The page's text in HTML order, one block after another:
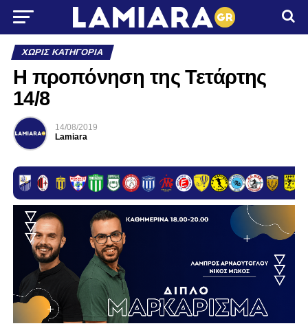
ΧΩΡΊΣ ΚΑΤΗΓΟΡΊΑ
Η προπόνηση της Τετάρτης
14/8
14/08/2019
Lamiara